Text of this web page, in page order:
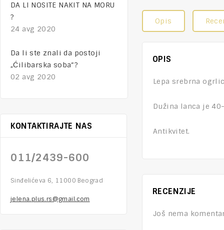
Opis
OPIS
Lepa srebrna
Dužina lanca je
Antikvitet.
RECENZIJE
Još nema
DA LI NOSITE NAKIT NA MORU
?
24 avg 2020
Da li ste znali da postoji
„Ćilibarska soba“?
02 avg 2020
KONTAKTIRAJTE NAS
011/2439-600
Sinđelićeva 6, 11000 Beograd
jelena.plus.rs@gmail.com